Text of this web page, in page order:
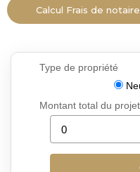
Calcul Frais de notaire